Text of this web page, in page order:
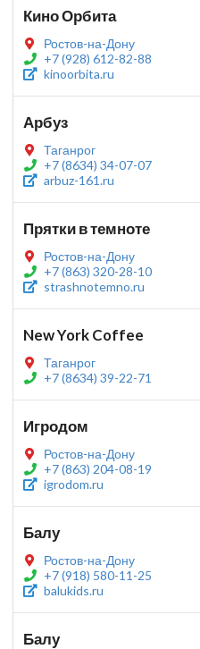
Кино Орбита
Ростов-на-Дону
+7 (928) 612-82-88
kinoorbita.ru
Арбуз
Таганрог
+7 (8634) 34-07-07
arbuz-161.ru
Прятки в темноте
Ростов-на-Дону
+7 (863) 320-28-10
strashnotemno.ru
New York Coffee
Таганрог
+7 (8634) 39-22-71
Игродом
Ростов-на-Дону
+7 (863) 204-08-19
igrodom.ru
Балу
Ростов-на-Дону
+7 (918) 580-11-25
balukids.ru
Балу